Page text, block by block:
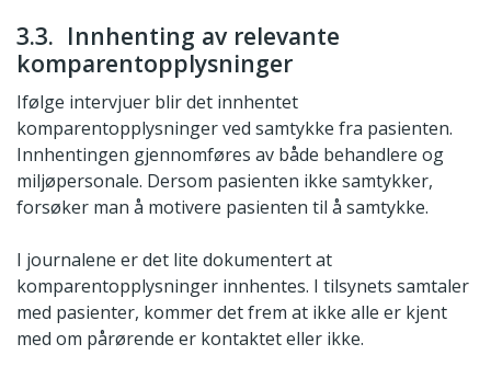
3.3. Innhenting av relevante
komparentopplysninger
Ifølge intervjuer blir det innhentet
komparentopplysninger ved samtykke fra pasienten.
Innhentingen gjennomføres av både behandlere og
miljøpersonale. Dersom pasienten ikke samtykker,
forsøker man å motivere pasienten til å samtykke.
I journalene er det lite dokumentert at
komparentopplysninger innhentes. I tilsynets samtaler
med pasienter, kommer det frem at ikke alle er kjent
med om pårørende er kontaktet eller ikke.